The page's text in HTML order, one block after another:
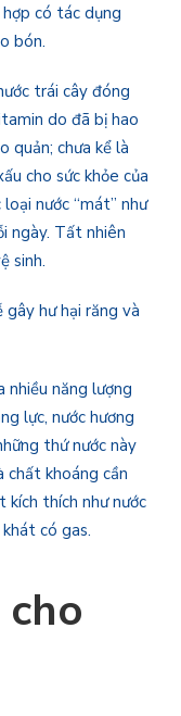
có tác dụng
bón.
trái cây đóng
do đã bị hao
quản; chưa kể là
cho sức khỏe của
nước “mát” như
ngày. Tất nhiên
sinh.
hư hại răng và
nhiều năng lượng
lực, nước hương
thứ nước này
chất khoáng cần
kích thích như nước
có gas.